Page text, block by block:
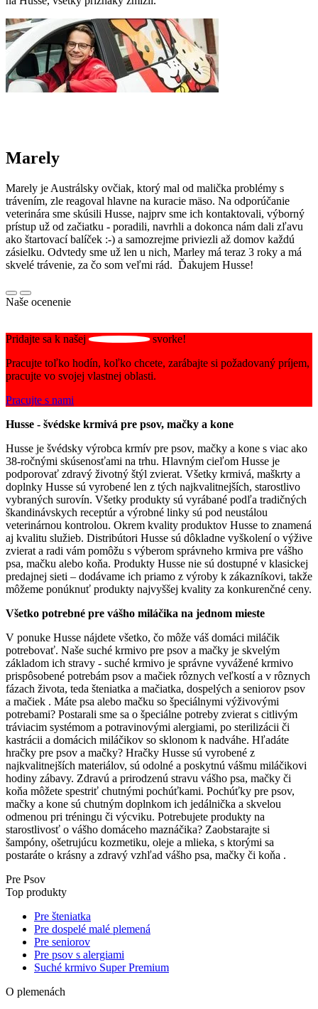
Marely
Marely je Austrálsky ovčiak, ktorý mal od malička problémy s
trávením, zle reagoval hlavne na kuracie mäso. Na odporúčanie
veterinára sme skúsili Husse, najprv sme ich kontaktovali, výborný
prístup už od začiatku - poradili, navrhli a dokonca nám dali zľavu
ako štartovací balíček :-) a samozrejme priviezli až domov každú
zásielku. Odvtedy sme už len u nich, Marley má teraz 3 roky a má
skvelé trávenie, za čo som veľmi rád. Ďakujem Husse!
Naše ocenenie
Pridajte sa k našej
svorke!
Pracujte toľko hodín, koľko chcete, zarábajte si požadovaný príjem,
pracujte vo svojej vlastnej oblasti.
Pracujte s nami
Husse - švédske krmivá pre psov, mačky a kone
Husse je švédsky výrobca krmív pre psov, mačky a kone s viac ako
38-ročnými skúsenosťami na trhu. Hlavným cieľom Husse je
podporovať zdravý životný štýl zvierat. Všetky krmivá, maškrty a
doplnky Husse sú vyrobené len z tých najkvalitnejších, starostlivo
vybraných surovín. Všetky produkty sú vyrábané podľa tradičných
škandinávskych receptúr a výrobné linky sú pod neustálou
veterinárnou kontrolou. Okrem kvality produktov Husse to znamená
aj kvalitu služieb. Distribútori Husse sú dôkladne vyškolení o výžive
zvierat a radi vám pomôžu s výberom správneho krmiva pre vášho
psa, mačku alebo koňa. Produkty Husse nie sú dostupné v klasickej
predajnej sieti – dodávame ich priamo z výroby k zákazníkovi, takže
môžeme ponúknuť produkty najvyššej kvality za konkurenčné ceny.
Všetko potrebné pre vášho miláčika na jednom mieste
V ponuke Husse nájdete všetko, čo môže váš domáci miláčik
potrebovať. Naše suché krmivo pre psov a mačky je skvelým
základom ich stravy - suché krmivo je správne vyvážené krmivo
prispôsobené potrebám psov a mačiek rôznych veľkostí a v rôznych
fázach života, teda šteniatka a mačiatka, dospelých a seniorov psov
a mačiek . Máte psa alebo mačku so špeciálnymi výživovými
potrebami? Postarali sme sa o špeciálne potreby zvierat s citlivým
tráviacim systémom a potravinovými alergiami, po sterilizácii či
kastrácii a domácich miláčikov so sklonom k nadváhe. Hľadáte
hračky pre psov a mačky? Hračky Husse sú vyrobené z
najkvalitnejších materiálov, sú odolné a poskytnú vášmu miláčikovi
hodiny zábavy. Zdravú a prirodzenú stravu vášho psa, mačky či
koňa môžete spestriť chutnými pochúťkami. Pochúťky pre psov,
mačky a kone sú chutným doplnkom ich jedálnička a skvelou
odmenou pri tréningu či výcviku. Potrebujete produkty na
starostlivosť o vášho domáceho maznáčika? Zaobstarajte si
šampóny, ošetrujúcu kozmetiku, oleje a mlieka, s ktorými sa
postaráte o krásny a zdravý vzhľad vášho psa, mačky či koňa .
Pre Psov
Top produkty
Pre šteniatka
Pre dospelé malé plemená
Pre seniorov
Pre psov s alergiami
Suché krmivo Super Premium
O plemenách